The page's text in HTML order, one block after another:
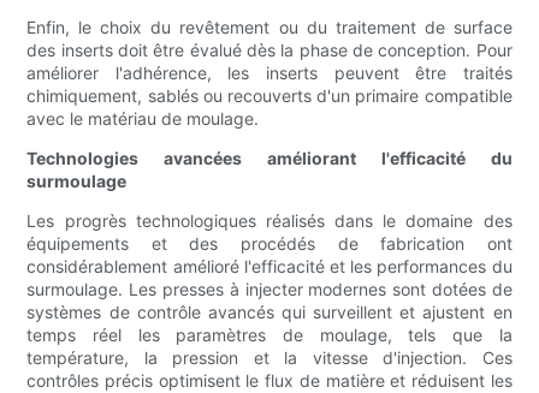
Enfin, le choix du revêtement ou du traitement de surface
des inserts doit être évalué dès la phase de conception. Pour
améliorer l'adhérence, les inserts peuvent être traités
chimiquement, sablés ou recouverts d'un primaire compatible
avec le matériau de moulage.
Technologies avancées améliorant l'efficacité du
surmoulage
Les progrès technologiques réalisés dans le domaine des
équipements et des procédés de fabrication ont
considérablement amélioré l'efficacité et les performances du
surmoulage. Les presses à injecter modernes sont dotées de
systèmes de contrôle avancés qui surveillent et ajustent en
temps réel les paramètres de moulage, tels que la
température, la pression et la vitesse d'injection. Ces
contrôles précis optimisent le flux de matière et réduisent les